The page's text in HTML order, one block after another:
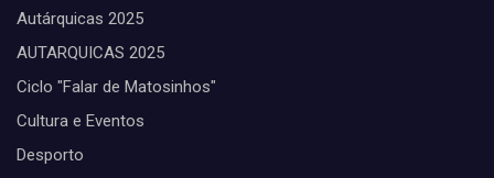
Autárquicas 2025
AUTARQUICAS 2025
Ciclo "Falar de Matosinhos"
Cultura e Eventos
Desporto